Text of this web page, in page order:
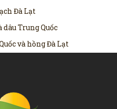
Đà Lạt
Trung Quốc
và hồng Đà Lạt